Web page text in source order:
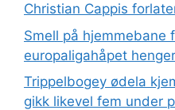
Christian Cappis
Smell på hjemmebane
europaligahåpet
Trippelbogey ødela
gikk likevel fem under